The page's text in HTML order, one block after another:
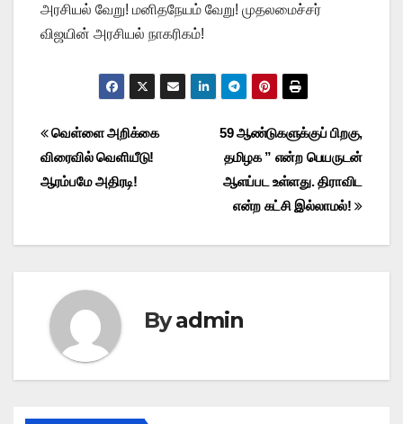
அரசியல் வேறு! மனிதநேயம் வேறு! முதலமைச்சர்
விஜயின் அரசியல் நாகரிகம்!
Post
navigation
59 ஆண்டுகளுக்குப் பிறகு,
தமிழக ” என்ற பெயருடன்
ஆளப்பட உள்ளது. திராவிட
என்ற கட்சி இல்லாமல்!
வெள்ளை அறிக்கை
விரைவில் வெளியீடு!
ஆரம்பமே அதிரடி!
Byadmin